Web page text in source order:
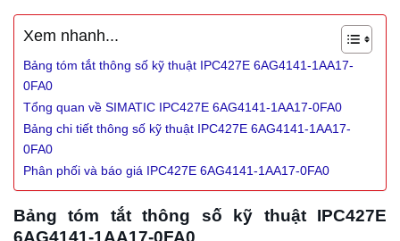
Xem nhanh...
Bảng tóm tắt thông số kỹ thuật IPC427E 6AG4141-1AA17-
0FA0
Tổng quan về SIMATIC IPC427E 6AG4141-1AA17-0FA0
Bảng chi tiết thông số kỹ thuật IPC427E 6AG4141-1AA17-
0FA0
Phân phối và báo giá IPC427E 6AG4141-1AA17-0FA0
Bảng tóm tắt thông số kỹ thuật IPC427E
6AG4141-1AA17-0FA0